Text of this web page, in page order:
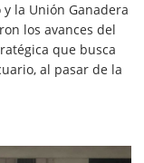
y la Unión Ganadera
los avances del
que busca
al pasar de la